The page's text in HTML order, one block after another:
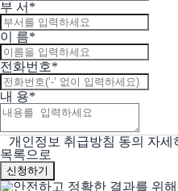
부 서 *
이 름*
전화번호*
내 용*
개인정보 취급방침 동의 자세
목록으로